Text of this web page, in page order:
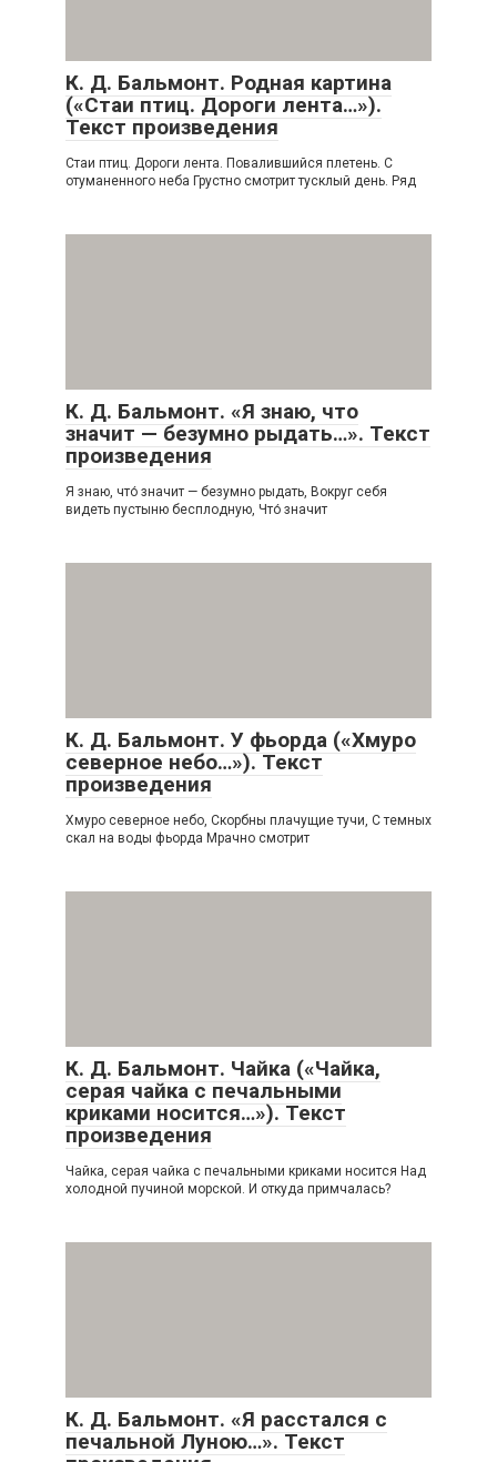
К. Д. Бальмонт. Родная картина
(«Стаи птиц. Дороги лента…»).
Текст произведения
Стаи птиц. Дороги лента. Повалившийся плетень. С
отуманенного неба Грустно смотрит тусклый день. Ряд
К. Д. Бальмонт. «Я знаю, что
значит — безумно рыдать…». Текст
произведения
Я знаю, что́ значит — безумно рыдать, Вокруг себя
видеть пустыню бесплодную, Что́ значит
К. Д. Бальмонт. У фьорда («Хмуро
северное небо…»). Текст
произведения
Хмуро северное небо, Скорбны плачущие тучи, С темных
скал на воды фьорда Мрачно смотрит
К. Д. Бальмонт. Чайка («Чайка,
серая чайка с печальными
криками носится…»). Текст
произведения
Чайка, серая чайка с печальными криками носится Над
холодной пучиной морской. И откуда примчалась?
К. Д. Бальмонт. «Я расстался с
печальной Луною…». Текст